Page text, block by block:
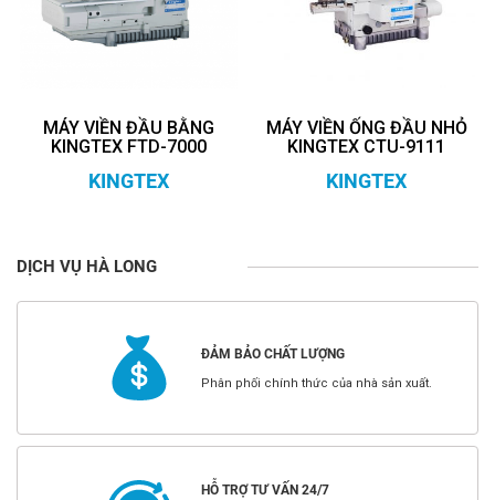
MÁY VIỀN ĐẦU BẰNG
KINGTEX FTD-7000
KINGTEX
MÁY VIỀN ỐNG ĐẦU NHỎ
KINGTEX CTU-9111
KINGTEX
DỊCH VỤ HÀ LONG
ĐẢM BẢO CHẤT LƯỢNG
Phân phối chính thức của nhà sản xuất.
HỖ TRỢ TƯ VẤN 24/7